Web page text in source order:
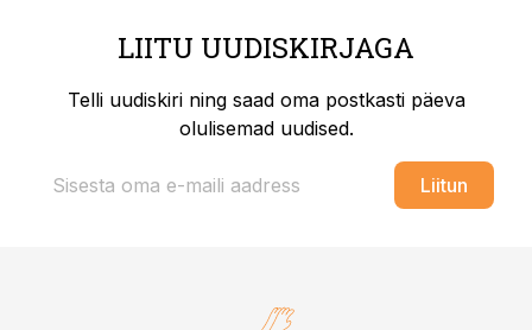
LIITU UUDISKIRJAGA
Telli uudiskiri ning saad oma postkasti päeva
olulisemad uudised.
Liitun